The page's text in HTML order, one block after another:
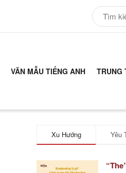
VĂN MẪU TIẾNG ANH TRUNG
Xu Hướng Yêu